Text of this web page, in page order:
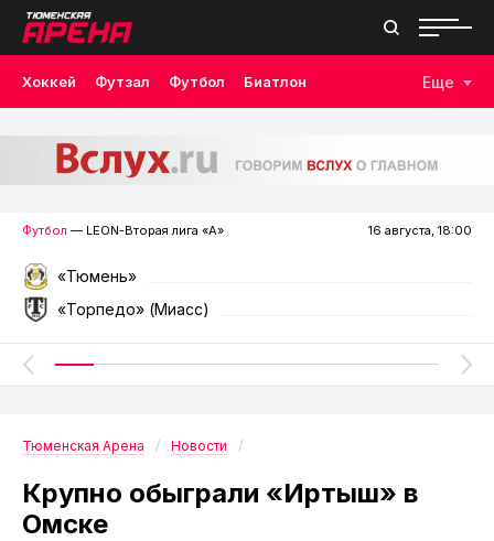
Хоккей Футзал Футбол Биатлон Еще
Футбол — LEON-Вторая лига «А» 16 августа, 18:00
«Тюмень»
«Торпедо» (Миасс)
Тюменская Арена Новости
Крупно обыграли «Иртыш» в
Омске